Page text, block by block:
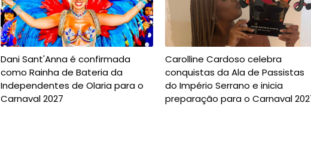
Dani Sant'Anna é confirmada
como Rainha de Bateria da
Independentes de Olaria para o
Carnaval 2027
Carolline Cardoso celebra
conquistas da Ala de Passistas
do Império Serrano e inicia
preparação para o Carnaval